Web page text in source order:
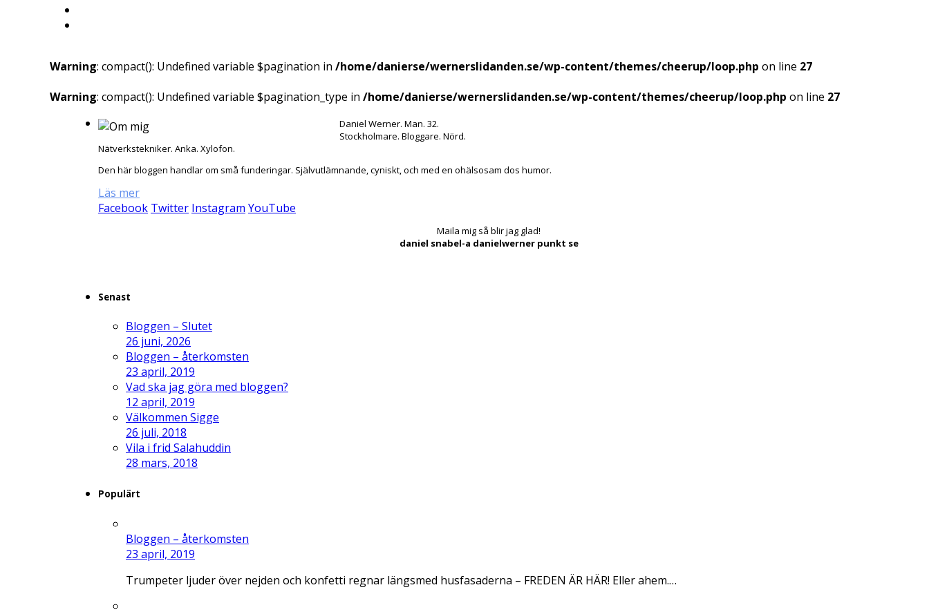
Warning: compact(): Undefined variable $pagination in /home/danierse/wernerslidanden.se/wp-content/themes/cheerup/loop.php on line 27
Warning: compact(): Undefined variable $pagination_type in /home/danierse/wernerslidanden.se/wp-content/themes/cheerup/loop.php on line 27
Daniel Werner. Man. 32.
Stockholmare. Bloggare. Nörd.
Nätverkstekniker. Anka. Xylofon.
Den här bloggen handlar om små funderingar. Självutlämnande, cyniskt, och med en ohälsosam dos humor.
Läs mer
Facebook Twitter Instagram YouTube
Maila mig så blir jag glad!
daniel snabel-a danielwerner punkt se
Senast
Bloggen – Slutet
26 juni, 2026
Bloggen – återkomsten
23 april, 2019
Vad ska jag göra med bloggen?
12 april, 2019
Välkommen Sigge
26 juli, 2018
Vila i frid Salahuddin
28 mars, 2018
Populärt
Bloggen – återkomsten
23 april, 2019
Trumpeter ljuder över nejden och konfetti regnar längsmed husfasaderna – FREDEN ÄR HÄR! Eller ahem.…